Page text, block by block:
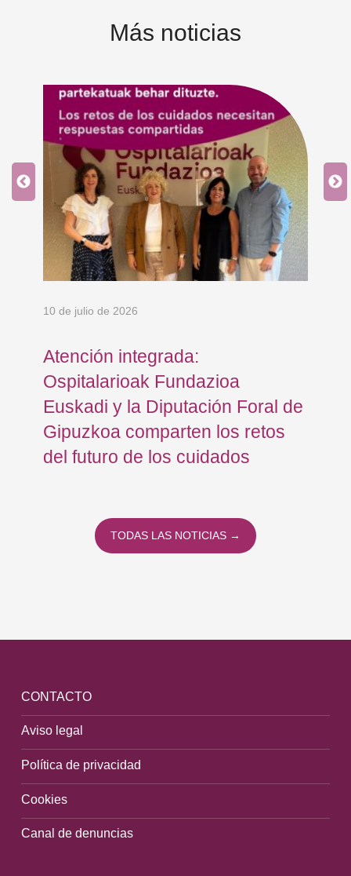
Más noticias
10 de julio de 2026
Atención integrada:
Ospitalarioak Fundazioa
Euskadi y la Diputación Foral de
Gipuzkoa comparten los retos
del futuro de los cuidados
TODAS LAS NOTICIAS →
CONTACTO
Aviso legal
Política de privacidad
Cookies
Canal de denuncias